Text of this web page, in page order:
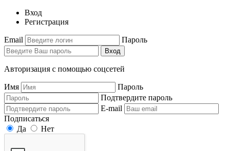
Вход
Регистрация
Email Пароль
Вход
Авторизация с помощью соцсетей
Имя
Пароль
Подтвердите пароль
E-mail
Подписаться
Да
Нет